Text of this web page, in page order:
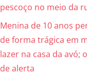
pescoço no meio da
Menina de 10 anos
de forma trágica em
lazer na casa da avó;
de alerta